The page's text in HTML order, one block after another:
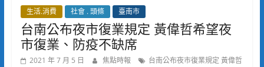
生活.消費 社會 . 頭條 臺南市
台南公布夜市復業規定 黃偉哲希望夜
市復業、防疫不缺席
2021 年 7 月 5 日 焦點時報
台南公布夜市復業規定 黃偉哲